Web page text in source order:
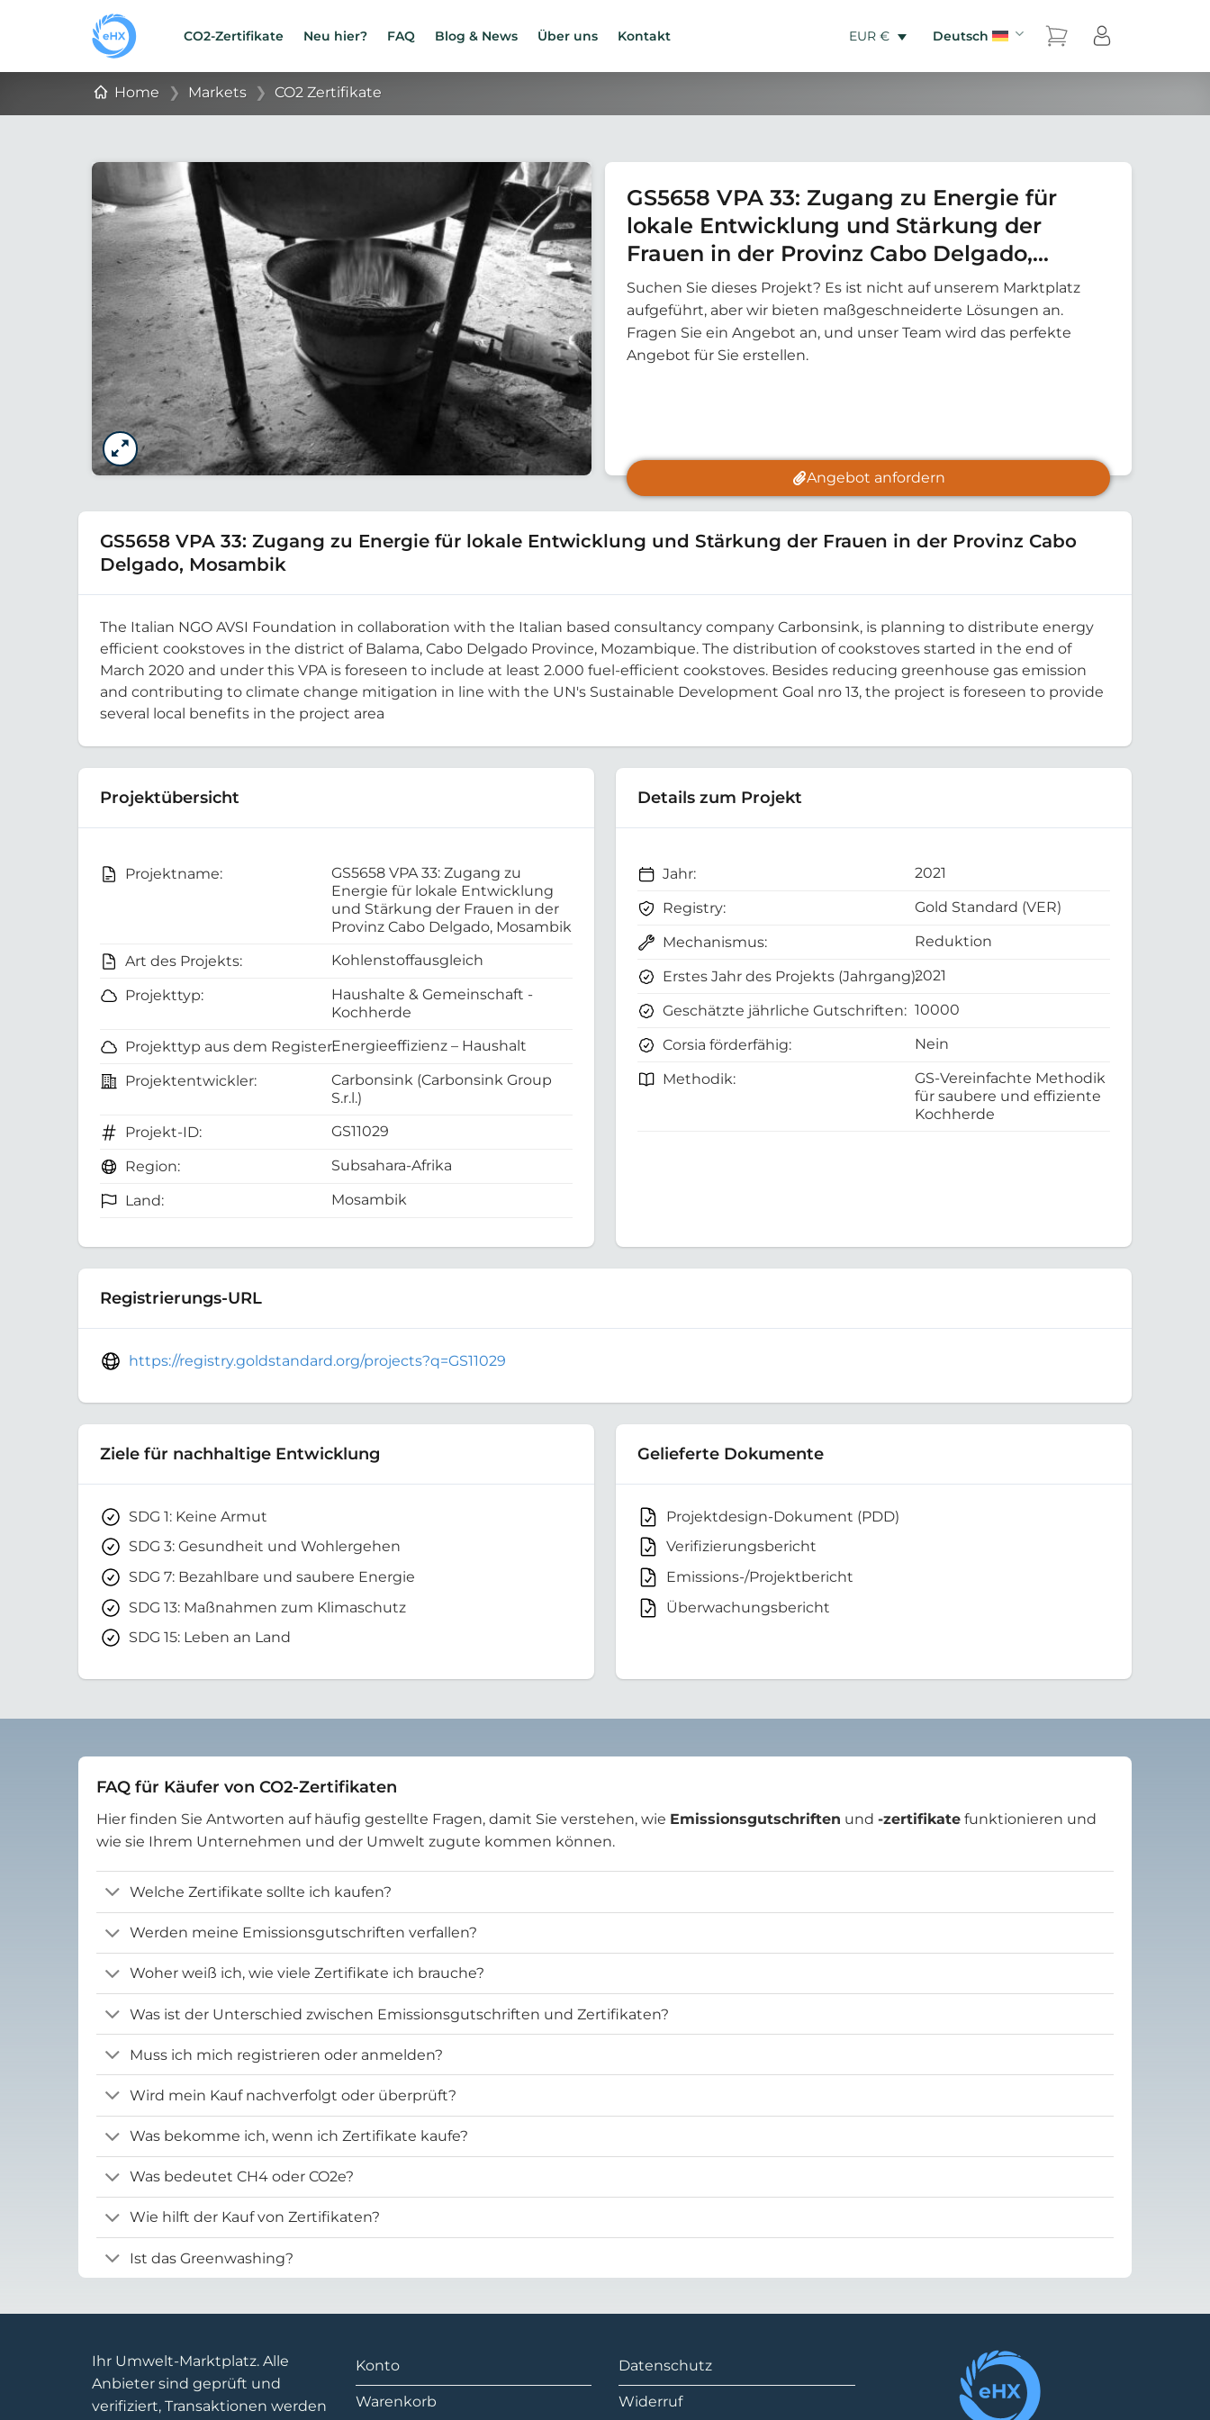
CO2-Zertifikate Neu hier? FAQ Blog & News Über uns Kontakt EUR € Deutsch
Home ❯ Markets ❯ CO2 Zertifikate
GS5658 VPA 33: Zugang zu Energie für
lokale Entwicklung und Stärkung der
Frauen in der Provinz Cabo Delgado,
Mosambik
Suchen Sie dieses Projekt? Es ist nicht auf unserem Marktplatz
aufgeführt, aber wir bieten maßgeschneiderte Lösungen an.
Fragen Sie ein Angebot an, und unser Team wird das perfekte
Angebot für Sie erstellen.
Angebot anfordern
GS5658 VPA 33: Zugang zu Energie für lokale Entwicklung und Stärkung der Frauen in der Provinz Cabo
Delgado, Mosambik
The Italian NGO AVSI Foundation in collaboration with the Italian based consultancy company Carbonsink, is planning to distribute energy
efficient cookstoves in the district of Balama, Cabo Delgado Province, Mozambique. The distribution of cookstoves started in the end of
March 2020 and under this VPA is foreseen to include at least 2.000 fuel-efficient cookstoves. Besides reducing greenhouse gas emission
and contributing to climate change mitigation in line with the UN's Sustainable Development Goal nro 13, the project is foreseen to provide
several local benefits in the project area
Projektübersicht
Projektname:
GS5658 VPA 33: Zugang zu
Energie für lokale Entwicklung
und Stärkung der Frauen in der
Provinz Cabo Delgado, Mosambik
Art des Projekts:
Kohlenstoffausgleich
Projekttyp:
Haushalte & Gemeinschaft -
Kochherde
Projekttyp aus dem Register:Energieeffizienz – Haushalt
Projektentwickler:
Carbonsink (Carbonsink Group
S.r.l.)
Projekt-ID:
GS11029
Region: Subsahara-Afrika
Land: Mosambik
Details zum Projekt
Jahr: 2021
Registry: Gold Standard (VER)
Mechanismus: Reduktion
Erstes Jahr des Projekts (Jahrgang):2021
Geschätzte jährliche Gutschriften: 10000
Corsia förderfähig: Nein
Methodik:
GS-Vereinfachte Methodik
für saubere und effiziente
Kochherde
Registrierungs-URL
https://registry.goldstandard.org/projects?q=GS11029
Ziele für nachhaltige Entwicklung
SDG 1: Keine Armut
SDG 3: Gesundheit und Wohlergehen
SDG 7: Bezahlbare und saubere Energie
SDG 13: Maßnahmen zum Klimaschutz
SDG 15: Leben an Land
Gelieferte Dokumente
Projektdesign-Dokument (PDD)
Verifizierungsbericht
Emissions-/Projektbericht
Überwachungsbericht
FAQ für Käufer von CO2-Zertifikaten
Hier finden Sie Antworten auf häufig gestellte Fragen, damit Sie verstehen, wie Emissionsgutschriften und -zertifikate funktionieren und
wie sie Ihrem Unternehmen und der Umwelt zugute kommen können.
Welche Zertifikate sollte ich kaufen?
Werden meine Emissionsgutschriften verfallen?
Woher weiß ich, wie viele Zertifikate ich brauche?
Was ist der Unterschied zwischen Emissionsgutschriften und Zertifikaten?
Muss ich mich registrieren oder anmelden?
Wird mein Kauf nachverfolgt oder überprüft?
Was bekomme ich, wenn ich Zertifikate kaufe?
Was bedeutet CH4 oder CO2e?
Wie hilft der Kauf von Zertifikaten?
Ist das Greenwashing?
Ihr Umwelt-Marktplatz. Alle
Anbieter sind geprüft und
verifiziert, Transaktionen werden
Konto
Warenkorb
Datenschutz
Widerruf